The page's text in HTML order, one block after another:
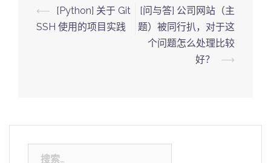
Post
navigation
⟵
[Python] 关于 Git
SSH 使用的项目实践
[问与答] 公司网站（主
题）被同行扒，对于这
个问题怎么处理比较
好？
⟶